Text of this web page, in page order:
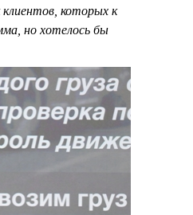
которых к
но хотелось бы